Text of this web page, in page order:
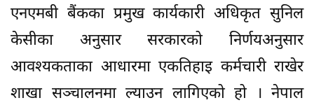
एनएमबी बैंकका प्रमुख कार्यकारी अधिकृत सुनिल
केसीका अनुसार सरकारको निर्णयअनुसार
आवश्यकताका आधारमा एकतिहाइ कर्मचारी राखेर
शाखा सञ्चालनमा ल्याउन लागिएको हो । नेपाल